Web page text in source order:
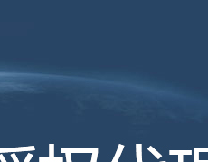
动、专注、人性化地
可能遇到